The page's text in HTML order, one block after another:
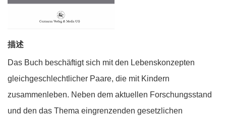
描述
Das Buch beschäftigt sich mit den Lebenskonzepten
gleichgeschlechtlicher Paare, die mit Kindern
zusammenleben. Neben dem aktuellen Forschungsstand
und den das Thema eingrenzenden gesetzlichen